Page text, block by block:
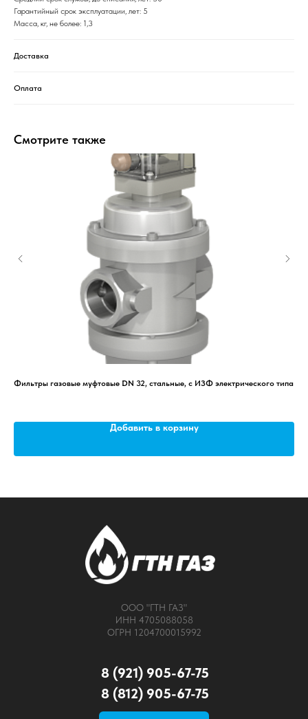
Гарантийный срок эксплуатации, лет: 5
Масса, кг, не более: 1,3
Доставка
Оплата
Смотрите также
Фильтры газовые муфтовые DN 32, стальные, с ИЗФ электрического типа
Добавить в корзину
8 (812) 905-67-75
ООО "ГТН ГАЗ"
ИНН 4705088058
ОГРН 1204700015992
8 (921) 905-67-75